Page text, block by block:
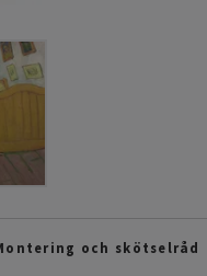
och skötselråd